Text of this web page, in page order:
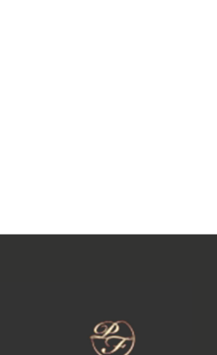
Les champs marqués d’un*sont
Nature des travaux*